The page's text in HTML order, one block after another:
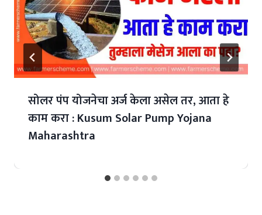
सोलर पंप योजनेचा अर्ज केला असेल तर, आता हे
काम करा : Kusum Solar Pump Yojana
Maharashtra